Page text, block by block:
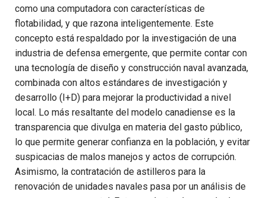
como una computadora con características de
flotabilidad, y que razona inteligentemente. Este
concepto está respaldado por la investigación de una
industria de defensa emergente, que permite contar con
una tecnología de diseño y construcción naval avanzada,
combinada con altos estándares de investigación y
desarrollo (I+D) para mejorar la productividad a nivel
local. Lo más resaltante del modelo canadiense es la
transparencia que divulga en materia del gasto público,
lo que permite generar confianza en la población, y evitar
suspicacias de malos manejos y actos de corrupción.
Asimismo, la contratación de astilleros para la
renovación de unidades navales pasa por un análisis de